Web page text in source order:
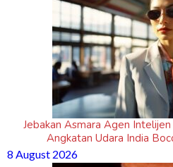
Jebakan Asmara Agen
Angkatan Udara India
8 August 2026